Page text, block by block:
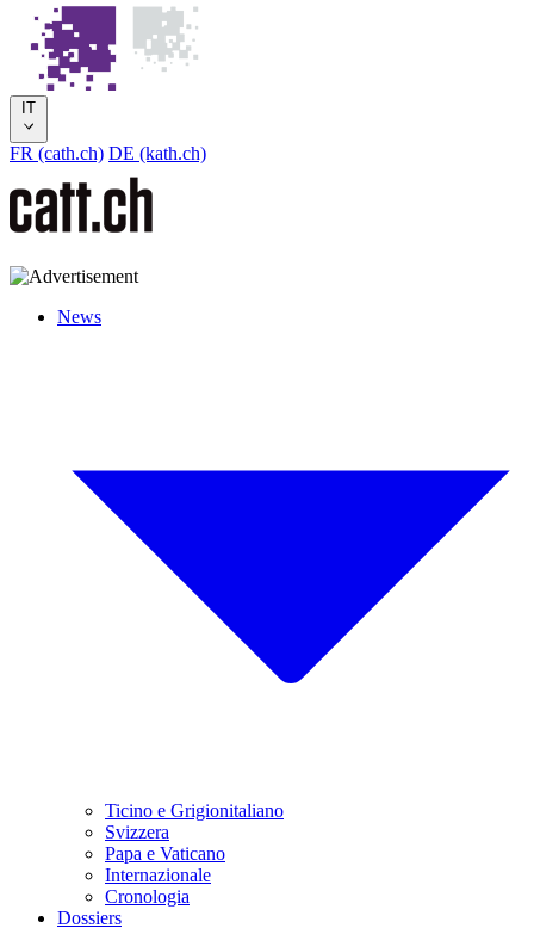
IT
FR (cath.ch) DE (kath.ch)
News
Ticino e Grigionitaliano
Svizzera
Papa e Vaticano
Internazionale
Cronologia
Dossiers